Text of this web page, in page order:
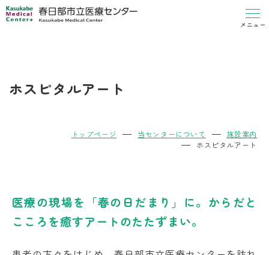
メニュー
ホスピタルアート
トップページ 当センターについて
施設案内
ホスピタルアート
医療の現場を「春の日だまり」に。 からだと
こころを癒すアートのたたずまい。